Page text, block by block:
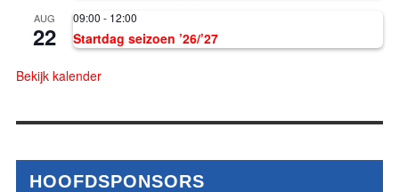
AUG
22
09:00 - 12:00
Startdag seizoen ’26/’27
Bekijk kalender
HOOFDSPONSORS